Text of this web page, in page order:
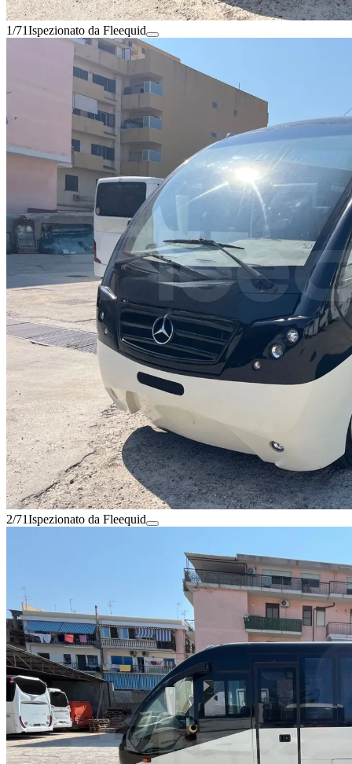
1/71Ispezionato da Fleequid
2/71Ispezionato da Fleequid